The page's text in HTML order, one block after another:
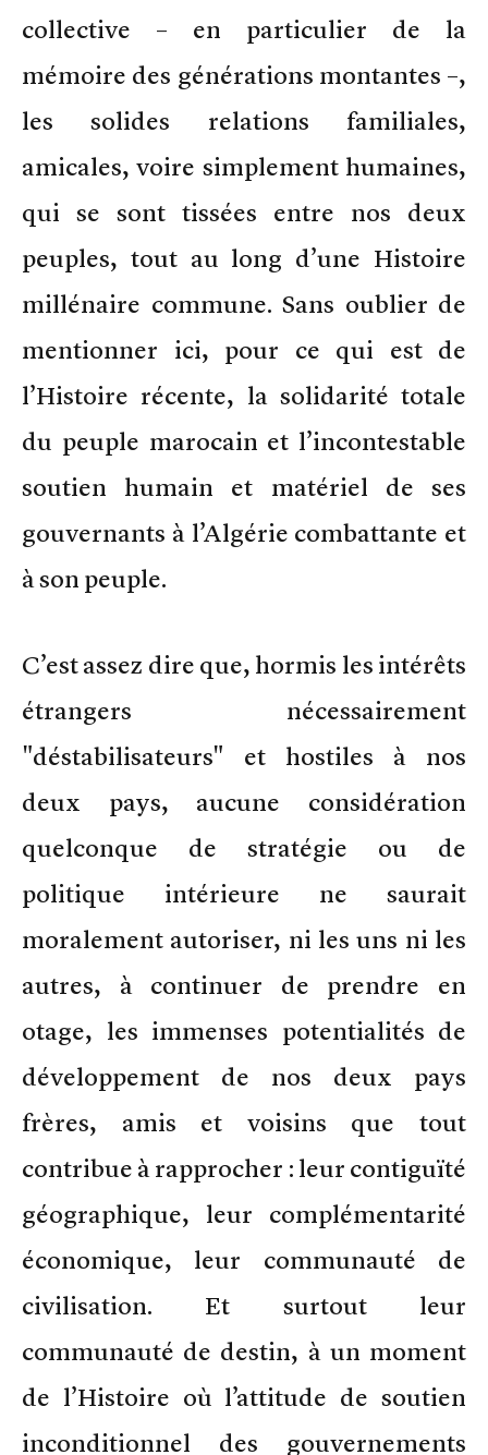
collective – en particulier de la
mémoire des générations montantes –,
les solides relations familiales,
amicales, voire simplement humaines,
qui se sont tissées entre nos deux
peuples, tout au long d’une Histoire
millénaire commune. Sans oublier de
mentionner ici, pour ce qui est de
l’Histoire récente, la solidarité totale
du peuple marocain et l’incontestable
soutien humain et matériel de ses
gouvernants à l’Algérie combattante et
à son peuple.
C’est assez dire que, hormis les intérêts
étrangers nécessairement
"déstabilisateurs" et hostiles à nos
deux pays, aucune considération
quelconque de stratégie ou de
politique intérieure ne saurait
moralement autoriser, ni les uns ni les
autres, à continuer de prendre en
otage, les immenses potentialités de
développement de nos deux pays
frères, amis et voisins que tout
contribue à rapprocher : leur contiguïté
géographique, leur complémentarité
économique, leur communauté de
civilisation. Et surtout leur
communauté de destin, à un moment
de l’Histoire où l’attitude de soutien
inconditionnel des gouvernements